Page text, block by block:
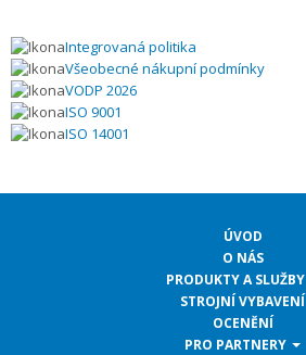
Integrovaná politika
Všeobecné nákupní podmínky
VODP 2026
ISO 9001
ISO 14001
ÚVOD
O NÁS
PRODUKTY A SLUŽBY
STROJNÍ VYBAVENÍ
OCENĚNÍ
PRO PARTNERY